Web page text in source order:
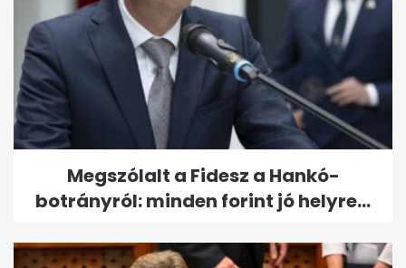
Megszólalt a Fidesz a Hankó-
botrányról: minden forint jó helyre...